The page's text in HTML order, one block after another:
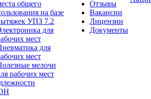
общего
на базе
УПЗ 7.2
для
мест
для
мест
мелочи
рабочих мест
Отзывы
Вакансии
Лицензии
Документы